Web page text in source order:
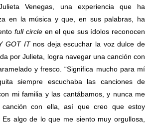
Venegas, una experiencia que ha
en la música y que, en sus palabras, ha
full circleen el que sus ídolos reconocen
GOT ITnos deja escuchar la voz dulce de
por Julieta, logra navegar una canción con
y fresco. “Significa mucho para mí
siempre escuchaba las canciones de
mi familia y las cantábamos, y nunca me
canción con ella, así que creo que estoy
Es algo de lo que me siento muy orgullosa,